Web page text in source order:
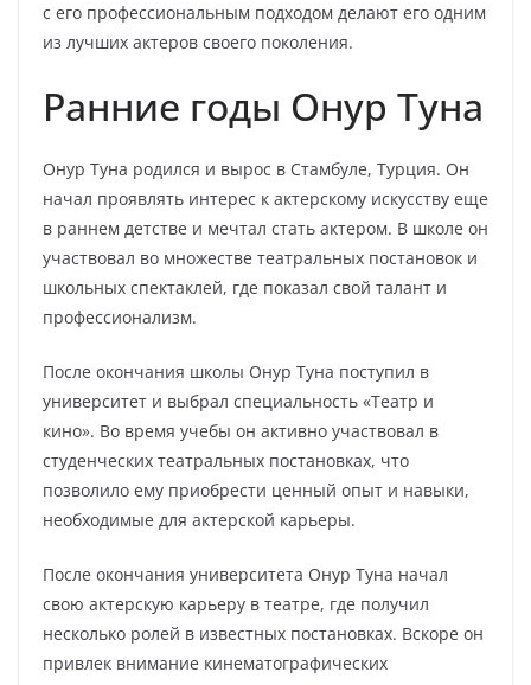
с его профессиональным подходом делают его одним
из лучших актеров своего поколения.
Ранние годы Онур Туна
Онур Туна родился и вырос в Стамбуле, Турция. Он
начал проявлять интерес к актерскому искусству еще
в раннем детстве и мечтал стать актером. В школе он
участвовал во множестве театральных постановок и
школьных спектаклей, где показал свой талант и
профессионализм.
После окончания школы Онур Туна поступил в
университет и выбрал специальность «Театр и
кино». Во время учебы он активно участвовал в
студенческих театральных постановках, что
позволило ему приобрести ценный опыт и навыки,
необходимые для актерской карьеры.
После окончания университета Онур Туна начал
свою актерскую карьеру в театре, где получил
несколько ролей в известных постановках. Вскоре он
привлек внимание кинематографических